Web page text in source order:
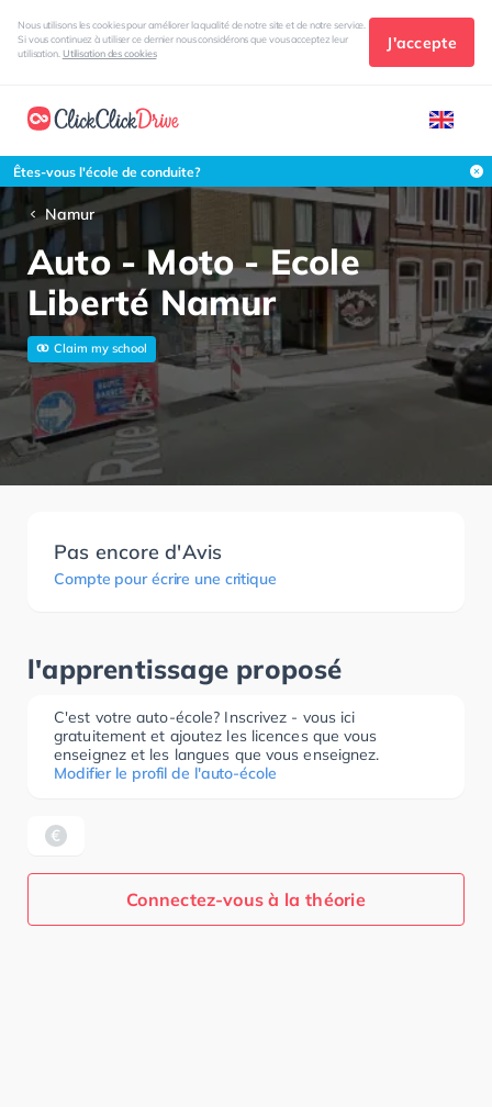
Nous utilisons les cookies pour améliorer la qualité de notre site et de notre service.
Si vous continuez à utiliser ce dernier nous considérons que vous acceptez leur
utilisation. Utilisation des cookies
J'accepte
Êtes-vous l'école de conduite?
Namur
Auto - Moto - Ecole
Liberté Namur
Claim my school
Pas encore d'Avis
Compte pour écrire une critique
l'apprentissage proposé
C'est votre auto-école? Inscrivez - vous ici
gratuitement et ajoutez les licences que vous
enseignez et les langues que vous enseignez.
Modifier le profil de l'auto-école
Connectez-vous à la théorie